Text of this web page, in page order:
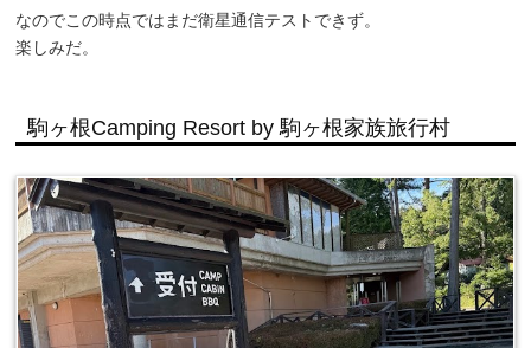
なのでこの時点ではまだ衛星通信テストできず。
楽しみだ。
駒ヶ根Camping Resort by 駒ヶ根家族旅行村